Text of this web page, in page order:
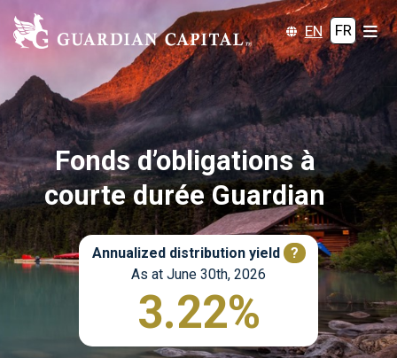
EN FR
Fonds d’obligations à
courte durée Guardian
Annualized distribution yield
?
As at June 30th, 2026
3.22%